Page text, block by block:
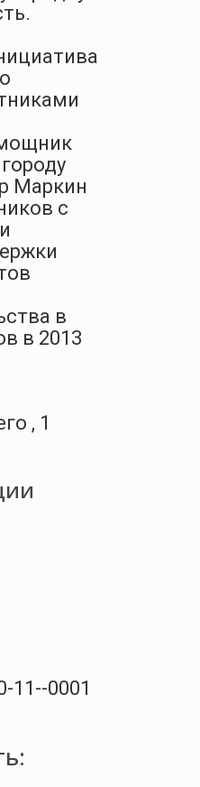
Маркин
с
в
в 2013
, 1
11--0001